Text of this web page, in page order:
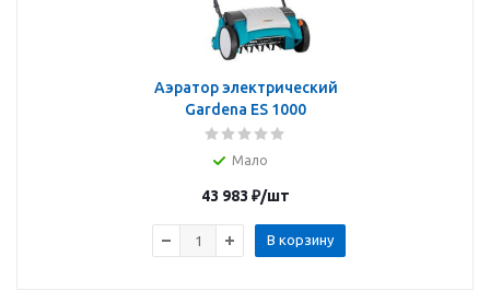
Аэратор электрический
Gardena ES 1000
Мало
43 983 ₽/шт
В корзину